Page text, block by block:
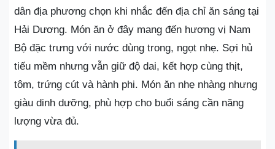
dân địa phương chọn khi nhắc đến địa chỉ ăn sáng tại
Hải Dương. Món ăn ở đây mang đến hương vị Nam
Bộ đặc trưng với nước dùng trong, ngọt nhẹ. Sợi hủ
tiếu mềm nhưng vẫn giữ độ dai, kết hợp cùng thịt,
tôm, trứng cút và hành phi. Món ăn nhẹ nhàng nhưng
giàu dinh dưỡng, phù hợp cho buổi sáng cần năng
lượng vừa đủ.